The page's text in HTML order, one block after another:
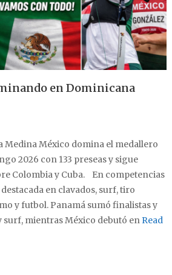
en Dominicana
Medina México domina el medallero
2026 con 133 preseas y sigue
Colombia y Cuba. En competencias
en clavados, surf, tiro
y futbol. Panamá sumó finalistas y
surf, mientras México debutó enRead